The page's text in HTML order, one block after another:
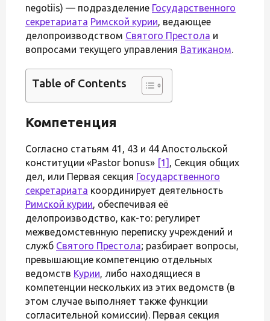
negotiis) — подразделение Государственного
секретариата Римской курии, ведающее
делопроизводством Святого Престола и
вопросами текущего управления Ватиканом.
Table of Contents
Компетенция
Согласно статьям 41, 43 и 44 Апостольской
конституции «Pastor bonus» [1] , Секция общих
дел, или Первая секция Государственного
секретариата координирует деятельность
Римской курии, обеспечивая её
делопроизводство, как-то: регулирет
межведомстевнную переписку учреждений и
служб Святого Престола; разбирает вопросы,
превышающие компетенцию отдельных
ведомств Курии, либо находящиеся в
компетенции нескольких из этих ведомств (в
этом случае выполняет также функции
согласительной комиссии). Первая секция